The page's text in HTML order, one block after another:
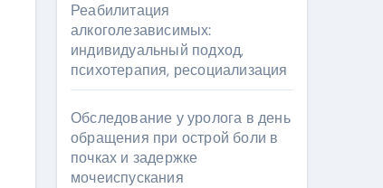
Реабилитация
алкоголезависимых:
индивидуальный подход,
психотерапия, ресоциализация
Обследование у уролога в день
обращения при острой боли в
почках и задержке
мочеиспускания